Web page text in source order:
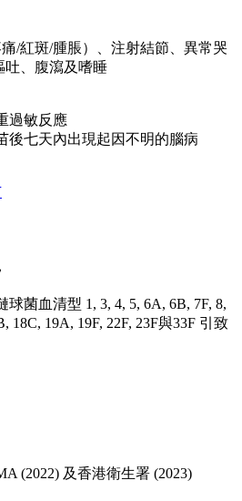
/紅斑/腫脹）、注射結節、異常哭
吐、腹瀉及嗜睡
過敏反應
後七天內出現起因不明的腦病
菌血清型 1, 3, 4, 5, 6A, 6B, 7F, 8,
18C, 19A, 19F, 22F, 23F與33F 引致
(2022) 及香港衛生署 (2023)